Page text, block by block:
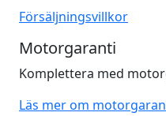
Försäljningsvillkor
Motorgaranti
Komplettera med
Läs mer om